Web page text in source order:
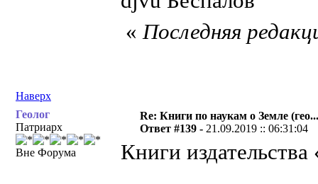
Наверх
«Последняя
Геолог
Патриарх
Вне Форума
Re: Книги по наукам о Земле
Ответ #139 - 21.09.2019 :: 06:31:04
Книги